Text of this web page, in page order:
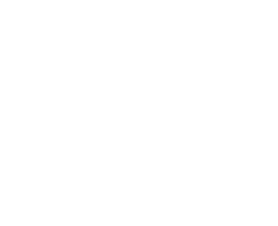
Sven Marcusson, Marco es
innovadoras y resolutivas
la eficiencia en una amplia gama
comprometida con la gestión
asegurando que el
con las necesidades del